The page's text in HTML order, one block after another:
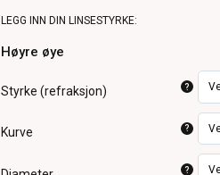
LEGG INN DIN LINSESTYRKE:
Høyre øye
Styrke (refraksjon) ?
Kurve ?
?